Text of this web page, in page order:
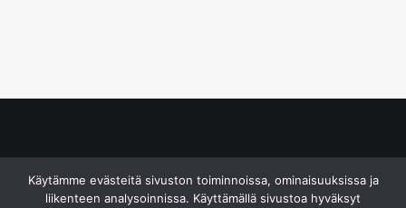
Käytämme evästeitä sivuston toiminnoissa, ominaisuuksissa ja
liikenteen analysoinnissa. Käyttämällä sivustoa hyväksyt